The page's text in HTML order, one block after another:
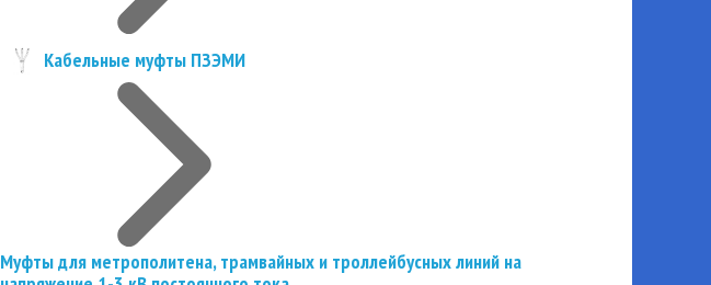
Кабельные муфты ПЗЭМИ
Муфты для метрополитена, трамвайных и троллейбусных линий на